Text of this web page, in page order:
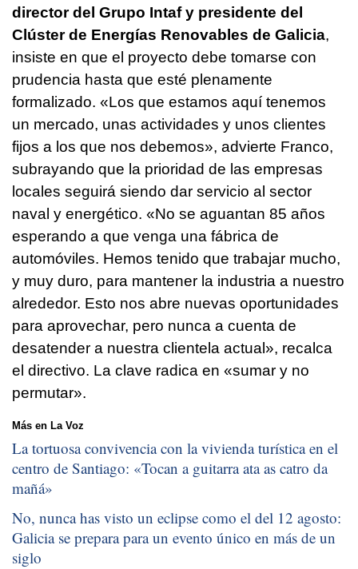
director del Grupo Intaf y presidente del
Clúster de Energías Renovables de Galicia,
insiste en que el proyecto debe tomarse con
prudencia hasta que esté plenamente
formalizado. «Los que estamos aquí tenemos
un mercado, unas actividades y unos clientes
fijos a los que nos debemos», advierte Franco,
subrayando que la prioridad de las empresas
locales seguirá siendo dar servicio al sector
naval y energético. «No se aguantan 85 años
esperando a que venga una fábrica de
automóviles. Hemos tenido que trabajar mucho,
y muy duro, para mantener la industria a nuestro
alrededor. Esto nos abre nuevas oportunidades
para aprovechar, pero nunca a cuenta de
desatender a nuestra clientela actual», recalca
el directivo. La clave radica en «sumar y no
permutar».
Más en La Voz
La tortuosa convivencia con la vivienda turística en el
centro de Santiago: «Tocan a guitarra ata as catro da
mañá»
No, nunca has visto un eclipse como el del 12 agosto:
Galicia se prepara para un evento único en más de un
siglo